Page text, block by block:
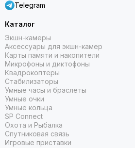
Telegram
Каталог
Экшн-камеры
Аксессуары для экшн-камер
Карты памяти и накопители
Микрофоны и диктофоны
Квадрокоптеры
Стабилизаторы
Умные часы и браслеты
Умные очки
Умные кольца
SP Connect
Охота и Рыбалка
Спутниковая связь
Игровые приставки